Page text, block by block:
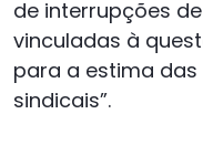
de interrupções
vinculadas à
para a estima
sindicais”.